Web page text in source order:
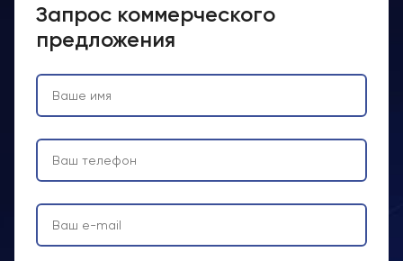
Запрос коммерческого
предложения